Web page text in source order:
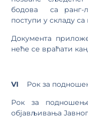
бодова са ранг-
поступи у складу
Документа
неће се враћати
VI
Рок за
Рок за
објављивања